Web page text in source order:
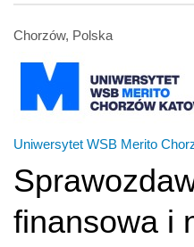
Chorzów, Polska
Uniwersytet WSB Merito
finansowa i